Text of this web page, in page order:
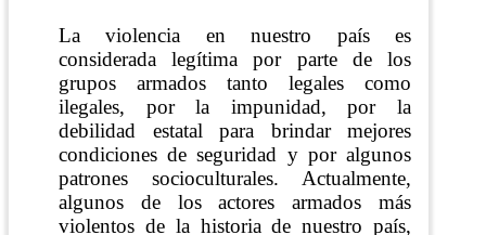
La violencia en nuestro país es
considerada legítima por parte de los
grupos armados tanto legales como
ilegales, por la impunidad, por la
debilidad estatal para brindar mejores
condiciones de seguridad y por algunos
patrones socioculturales. Actualmente,
algunos de los actores armados más
violentos de la historia de nuestro país,